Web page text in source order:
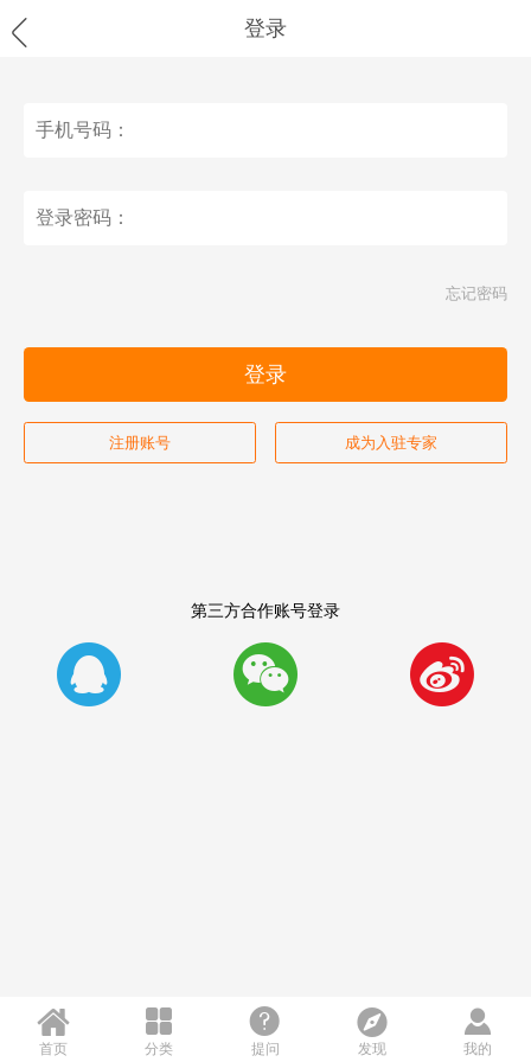
 登录
忘记密码
登录
注册账号 成为入驻专家
第三方合作账号登录
  

首页

分类

提问

发现

我的